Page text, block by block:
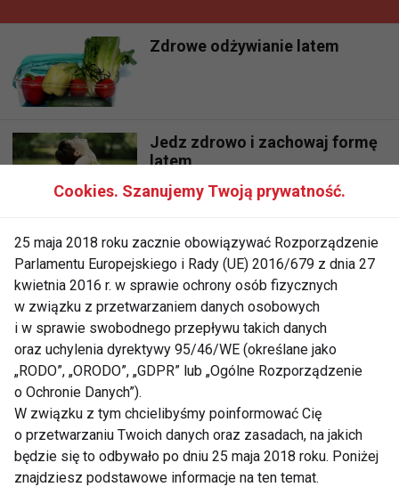
Zdrowe odżywianie latem
Jedz zdrowo i zachowaj formę
latem
Dieta na lato
Nie przegap nowości ze
świata FIT!
Cookies. Szanujemy Twoją prywatność.
25 maja 2018 roku zacznie obowiązywać Rozporządzenie
Parlamentu Europejskiego i Rady (UE) 2016/679 z dnia 27
kwietnia 2016 r. w sprawie ochrony osób fizycznych
w związku z przetwarzaniem danych osobowych
i w sprawie swobodnego przepływu takich danych
oraz uchylenia dyrektywy 95/46/WE (określane jako
„RODO”, „ORODO”, „GDPR” lub „Ogólne Rozporządzenie
o Ochronie Danych”).
W związku z tym chcielibyśmy poinformować Cię
o przetwarzaniu Twoich danych oraz zasadach, na jakich
będzie się to odbywało po dniu 25 maja 2018 roku. Poniżej
znajdziesz podstawowe informacje na ten temat.